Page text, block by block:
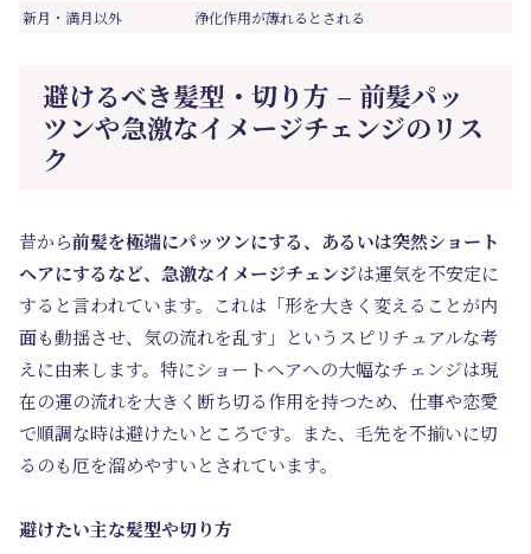
新月・満月以外
浄化作用が薄れるとされる
避けるべき髪型・切り方 – 前髪パッ
ツンや急激なイメージチェンジのリス
ク
昔から前髪を極端にパッツンにする、あるいは突然ショート
ヘアにするなど、急激なイメージチェンジは運気を不安定に
すると言われています。これは「形を大きく変えることが内
面も動揺させ、気の流れを乱す」というスピリチュアルな考
えに由来します。特にショートヘアへの大幅なチェンジは現
在の運の流れを大きく断ち切る作用を持つため、仕事や恋愛
で順調な時は避けたいところです。また、毛先を不揃いに切
るのも厄を溜めやすいとされています。
避けたい主な髪型や切り方